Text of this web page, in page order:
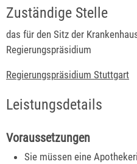
Zuständige Stelle
das für den Sitz der
Regierungspräsidium
Regierungspräsidium Stuttgart
Leistungsdetails
Voraussetzungen
Sie müssen eine